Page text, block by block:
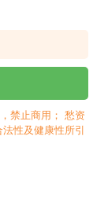
禁止商用； 愁资
性及健康性所引